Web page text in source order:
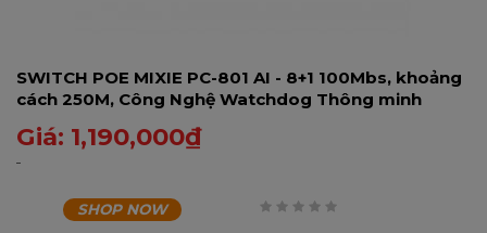
SWITCH POE MIXIE PC-801 AI - 8+1 100Mbs, khoảng
cách 250M, Công Nghệ Watchdog Thông minh
Giá: 1,190,000₫
SHOP NOW